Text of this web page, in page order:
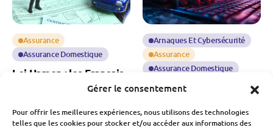
Gérer le consentement
Pour offrir les meilleures expériences, nous utilisons des technologies
telles que les cookies pour stocker et/ou accéder aux informations des
Assurance
Assurance Domestique
Loi Hamon : les Français
restent frileux à changer
malgré la flambée des
prix
Arnaques Et Cybersécurité
Assurance
Assurance Domestique
Arnaque : une fraude aux
d’euros